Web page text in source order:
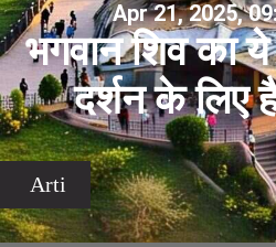
Apr 21, 2025,
भगवान शिव का ये
दर्शन के लिए
Arti